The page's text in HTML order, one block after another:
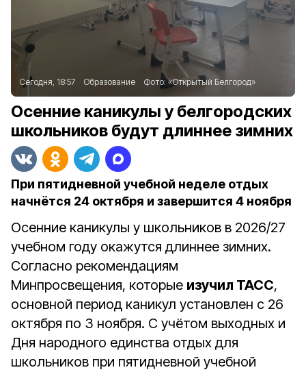
Сегодня, 18:57 Образование Фото:«Открытый Белгород»
Осенние каникулы у белгородских
школьников будут длиннее зимних
При пятидневной учебной неделе отдых
начнётся 24 октября и завершится 4 ноября
Осенние каникулы у школьников в 2026/27
учебном году окажутся длиннее зимних.
Согласно рекомендациям
Минпросвещения, которые изучил ТАСС,
основной период каникул установлен с 26
октября по 3 ноября. С учётом выходных и
Дня народного единства отдых для
школьников при пятидневной учебной